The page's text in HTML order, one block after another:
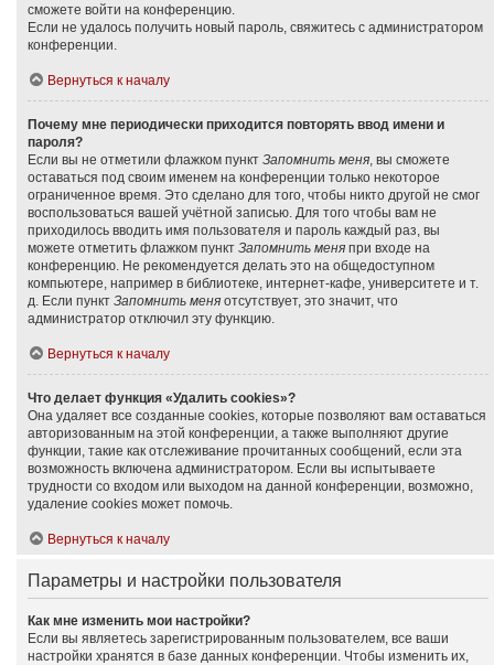
сможете войти на конференцию.
Если не удалось получить новый пароль, свяжитесь с администратором
конференции.
Вернуться к началу
Почему мне периодически приходится повторять ввод имени и
пароля?
Если вы не отметили флажком пункт Запомнить меня, вы сможете
оставаться под своим именем на конференции только некоторое
ограниченное время. Это сделано для того, чтобы никто другой не смог
воспользоваться вашей учётной записью. Для того чтобы вам не
приходилось вводить имя пользователя и пароль каждый раз, вы
можете отметить флажком пункт Запомнить меня при входе на
конференцию. Не рекомендуется делать это на общедоступном
компьютере, например в библиотеке, интернет-кафе, университете и т.
д. Если пункт Запомнить меня отсутствует, это значит, что
администратор отключил эту функцию.
Вернуться к началу
Что делает функция «Удалить cookies»?
Она удаляет все созданные cookies, которые позволяют вам оставаться
авторизованным на этой конференции, а также выполняют другие
функции, такие как отслеживание прочитанных сообщений, если эта
возможность включена администратором. Если вы испытываете
трудности со входом или выходом на данной конференции, возможно,
удаление cookies может помочь.
Вернуться к началу
Параметры и настройки пользователя
Как мне изменить мои настройки?
Если вы являетесь зарегистрированным пользователем, все ваши
настройки хранятся в базе данных конференции. Чтобы изменить их,